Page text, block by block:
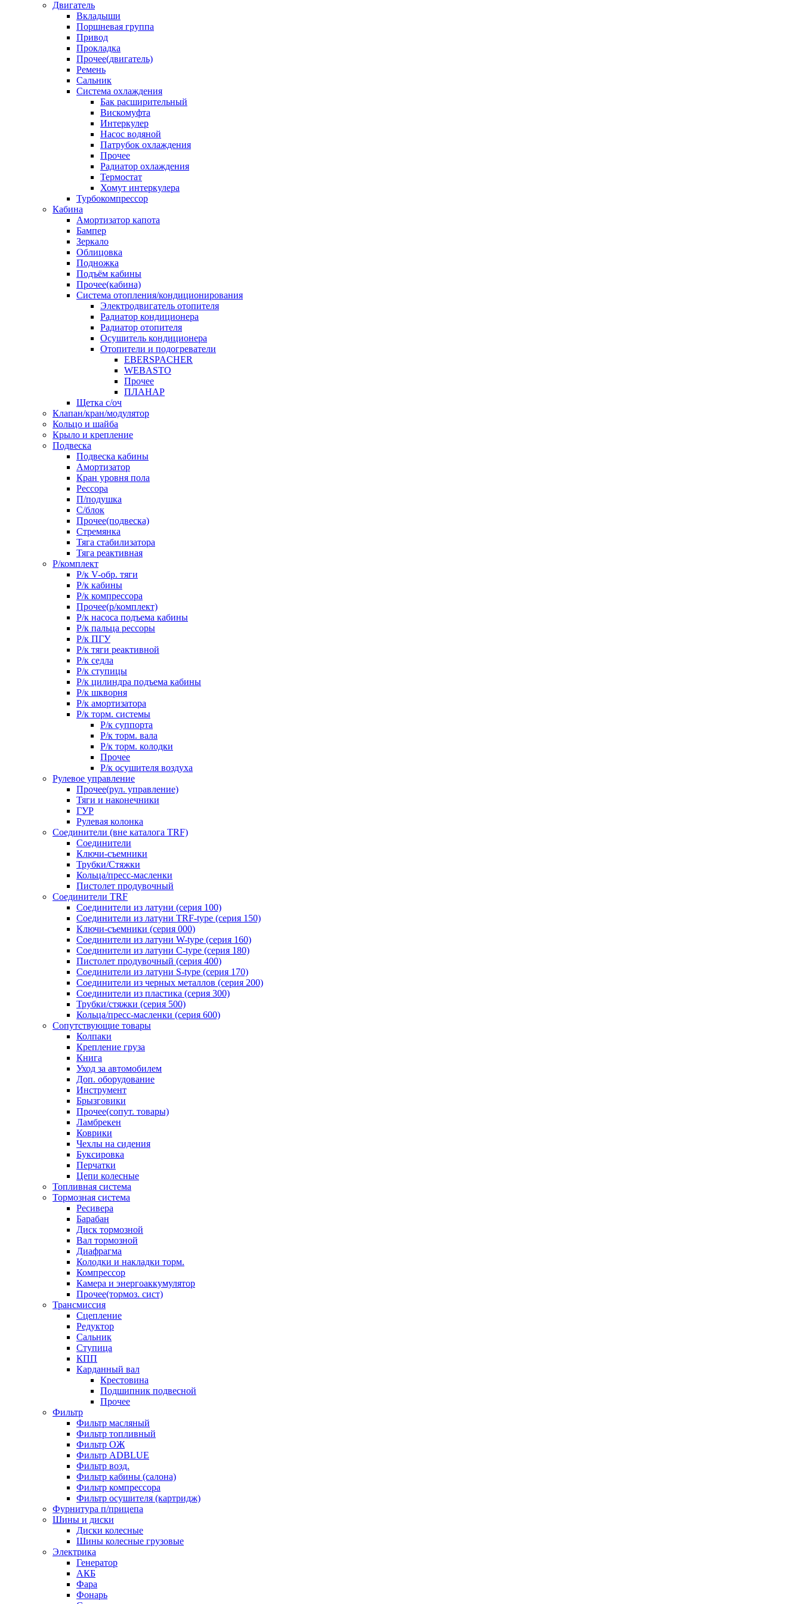
Двигатель
Вкладыши
Поршневая группа
Привод
Прокладка
Прочее(двигатель)
Ремень
Сальник
Система охлаждения
Бак расширительный
Вискомуфта
Интеркулер
Насос водяной
Патрубок охлаждения
Прочее
Радиатор охлаждения
Термостат
Хомут интеркулера
Турбокомпрессор
Кабина
Амортизатор капота
Бампер
Зеркало
Облицовка
Подножка
Подъём кабины
Прочее(кабина)
Система отопления/кондиционирования
Электродвигатель отопителя
Радиатор кондиционера
Радиатор отопителя
Осушитель кондиционера
Отопители и подогреватели
EBERSPACHER
WEBASTO
Прочее
ПЛАНАР
Щетка с/оч
Клапан/кран/модулятор
Кольцо и шайба
Крыло и крепление
Подвеска
Подвеска кабины
Амортизатор
Кран уровня пола
Рессора
П/подушка
С/блок
Прочее(подвеска)
Стремянка
Тяга стабилизатора
Тяга реактивная
Р/комплект
Р/к V-обр. тяги
Р/к кабины
Р/к компрессора
Прочее(р/комплект)
Р/к насоса подъема кабины
Р/к пальца рессоры
Р/к ПГУ
Р/к тяги реактивной
Р/к седла
Р/к ступицы
Р/к цилиндра подъема кабины
Р/к шкворня
Р/к амортизатора
Р/к торм. системы
Р/к суппорта
Р/к торм. вала
Р/к торм. колодки
Прочее
Р/к осушителя воздуха
Рулевое управление
Прочее(рул. управление)
Тяги и наконечники
ГУР
Рулевая колонка
Соединители (вне каталога TRF)
Соединители
Ключи-cъемники
Трубки/Стяжки
Кольца/пресс-масленки
Пистолет продувочный
Соединители TRF
Соединители из латуни (серия 100)
Соединители из латуни TRF-type (серия 150)
Ключи-съемники (серия 000)
Соединители из латуни W-type (серия 160)
Соединители из латуни С-type (серия 180)
Пистолет продувочный (серия 400)
Соединители из латуни S-type (серия 170)
Соединители из черных металлов (серия 200)
Соединители из пластика (серия 300)
Трубки/стяжки (серия 500)
Кольца/пресс-масленки (серия 600)
Сопутствующие товары
Колпаки
Крепление груза
Книга
Уход за автомобилем
Доп. оборудование
Инструмент
Брызговики
Прочее(сопут. товары)
Ламбрекен
Коврики
Чехлы на сидения
Буксировка
Перчатки
Цепи колесные
Топливная система
Тормозная система
Ресивера
Барабан
Диск тормозной
Вал тормозной
Диафрагма
Колодки и накладки торм.
Компрессор
Камера и энергоаккумулятор
Прочее(тормоз. сист)
Трансмиссия
Сцепление
Редуктор
Сальник
Ступица
КПП
Карданный вал
Крестовина
Подшипник подвесной
Прочее
Фильтр
Фильтр масляный
Фильтр топливный
Фильтр ОЖ
Фильтр ADBLUE
Фильтр возд.
Фильтр кабины (салона)
Фильтр компрессора
Фильтр осушителя (картридж)
Фурнитура п/прицепа
Шины и диски
Диски колесные
Шины колесные грузовые
Электрика
Генератор
АКБ
Фара
Фонарь